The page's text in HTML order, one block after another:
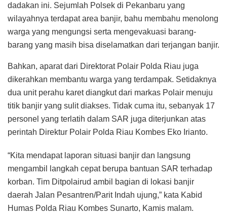
dadakan ini. Sejumlah Polsek di Pekanbaru yang
wilayahnya terdapat area banjir, bahu membahu menolong
warga yang mengungsi serta mengevakuasi barang-
barang yang masih bisa diselamatkan dari terjangan banjir.
Bahkan, aparat dari Direktorat Polair Polda Riau juga
dikerahkan membantu warga yang terdampak. Setidaknya
dua unit perahu karet diangkut dari markas Polair menuju
titik banjir yang sulit diakses. Tidak cuma itu, sebanyak 17
personel yang terlatih dalam SAR juga diterjunkan atas
perintah Direktur Polair Polda Riau Kombes Eko Irianto.
“Kita mendapat laporan situasi banjir dan langsung
mengambil langkah cepat berupa bantuan SAR terhadap
korban. Tim Ditpolairud ambil bagian di lokasi banjir
daerah Jalan Pesantren/Parit Indah ujung,” kata Kabid
Humas Polda Riau Kombes Sunarto, Kamis malam.